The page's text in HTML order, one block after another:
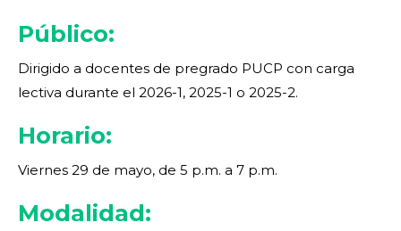
Público:
Dirigido a docentes de pregrado PUCP con carga
lectiva durante el 2026-1, 2025-1 o 2025-2.
Horario:
Viernes 29 de mayo, de 5 p.m. a 7 p.m.
Modalidad: